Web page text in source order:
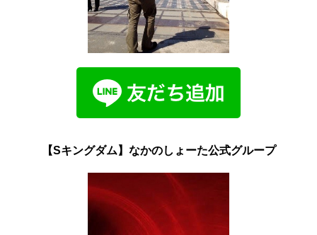
【Sキングダム】なかのしょーた公式グループ